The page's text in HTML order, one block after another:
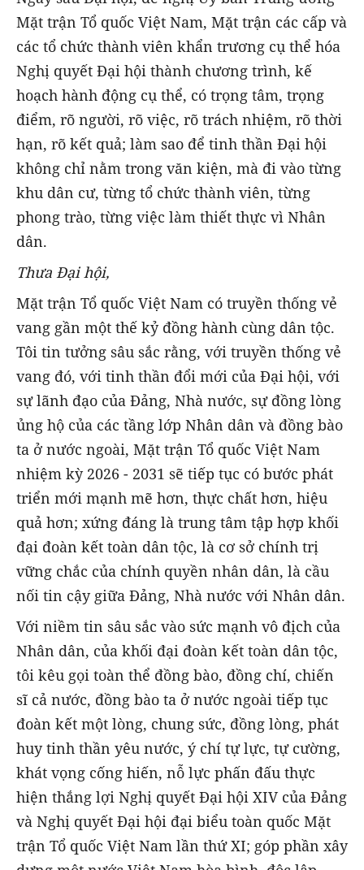
Mặt trận Tổ quốc Việt Nam, Mặt trận các cấp và
các tổ chức thành viên khẩn trương cụ thể hóa
Nghị quyết Đại hội thành chương trình, kế
hoạch hành động cụ thể, có trọng tâm, trọng
điểm, rõ người, rõ việc, rõ trách nhiệm, rõ thời
hạn, rõ kết quả; làm sao để tinh thần Đại hội
không chỉ nằm trong văn kiện, mà đi vào từng
khu dân cư, từng tổ chức thành viên, từng
phong trào, từng việc làm thiết thực vì Nhân
dân.
Thưa Đại hội,
Mặt trận Tổ quốc Việt Nam có truyền thống vẻ
vang gần một thế kỷ đồng hành cùng dân tộc.
Tôi tin tưởng sâu sắc rằng, với truyền thống vẻ
vang đó, với tinh thần đổi mới của Đại hội, với
sự lãnh đạo của Đảng, Nhà nước, sự đồng lòng
ủng hộ của các tầng lớp Nhân dân và đồng bào
ta ở nước ngoài, Mặt trận Tổ quốc Việt Nam
nhiệm kỳ 2026 - 2031 sẽ tiếp tục có bước phát
triển mới mạnh mẽ hơn, thực chất hơn, hiệu
quả hơn; xứng đáng là trung tâm tập hợp khối
đại đoàn kết toàn dân tộc, là cơ sở chính trị
vững chắc của chính quyền nhân dân, là cầu
nối tin cậy giữa Đảng, Nhà nước với Nhân dân.
Với niềm tin sâu sắc vào sức mạnh vô địch của
Nhân dân, của khối đại đoàn kết toàn dân tộc,
tôi kêu gọi toàn thể đồng bào, đồng chí, chiến
sĩ cả nước, đồng bào ta ở nước ngoài tiếp tục
đoàn kết một lòng, chung sức, đồng lòng, phát
huy tinh thần yêu nước, ý chí tự lực, tự cường,
khát vọng cống hiến, nỗ lực phấn đấu thực
hiện thắng lợi Nghị quyết Đại hội XIV của Đảng
và Nghị quyết Đại hội đại biểu toàn quốc Mặt
trận Tổ quốc Việt Nam lần thứ XI; góp phần xây